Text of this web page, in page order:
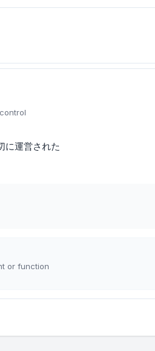
に運営された
or function